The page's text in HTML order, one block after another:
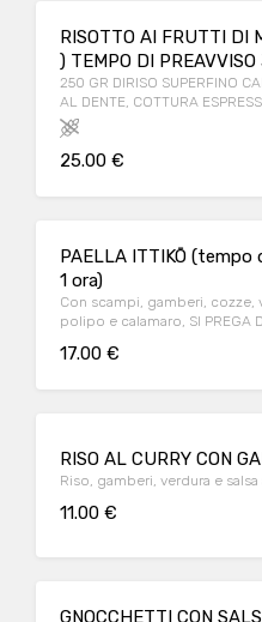
RISOTTO AI FRUTTI DI
) TEMPO DI
250 GR DIRISO SUPERFINO
AL DENTE, COTTURA
MANTECATO CON OLIO EVO,
TRITATO FRESCO, 2/3
25.00 €
PAELLA ITTIKŌ (tempo
1 ora)
Con scampi, gamberi, cozze,
polipo e calamaro, SI PREGA
17.00 €
RISO AL CURRY CON
Riso, gamberi, verdura e salsa
11.00 €
GNOCCHETTI CON